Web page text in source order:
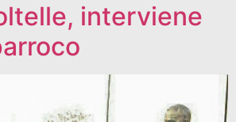
interviene